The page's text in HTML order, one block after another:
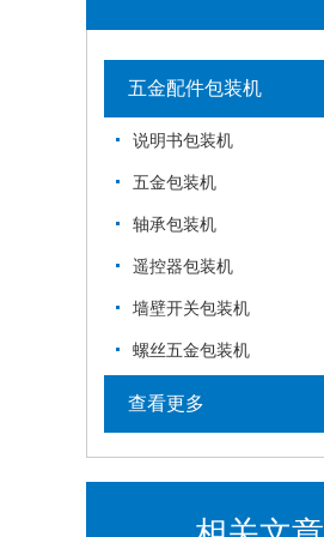
五金配件包装机
说明书包装机
五金包装机
轴承包装机
遥控器包装机
墙壁开关包装机
螺丝五金包装机
查看更多